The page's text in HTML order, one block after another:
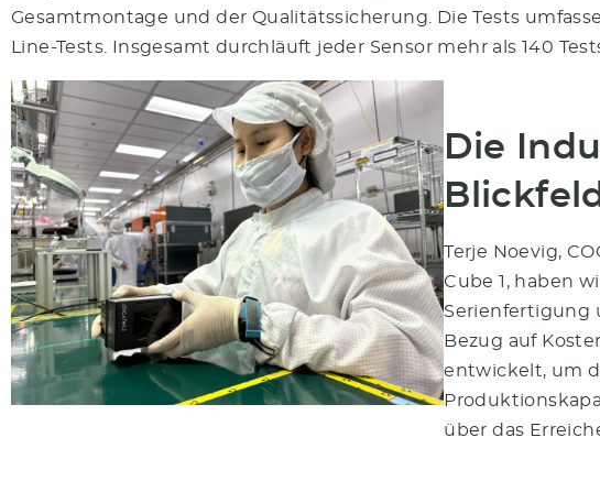
Gesamtmontage und der Qualitätssicherung. Die Tests
Line-Tests. Insgesamt durchläuft jeder Sensor mehr als 140
Die
Terje Noevig,
Cube 1, haben
Serienfertigung
Bezug auf
entwickelt, um
über das